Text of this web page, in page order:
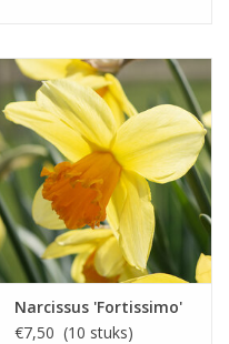
Narcissus 'Fortissimo'
€7,50 (10 stuks)